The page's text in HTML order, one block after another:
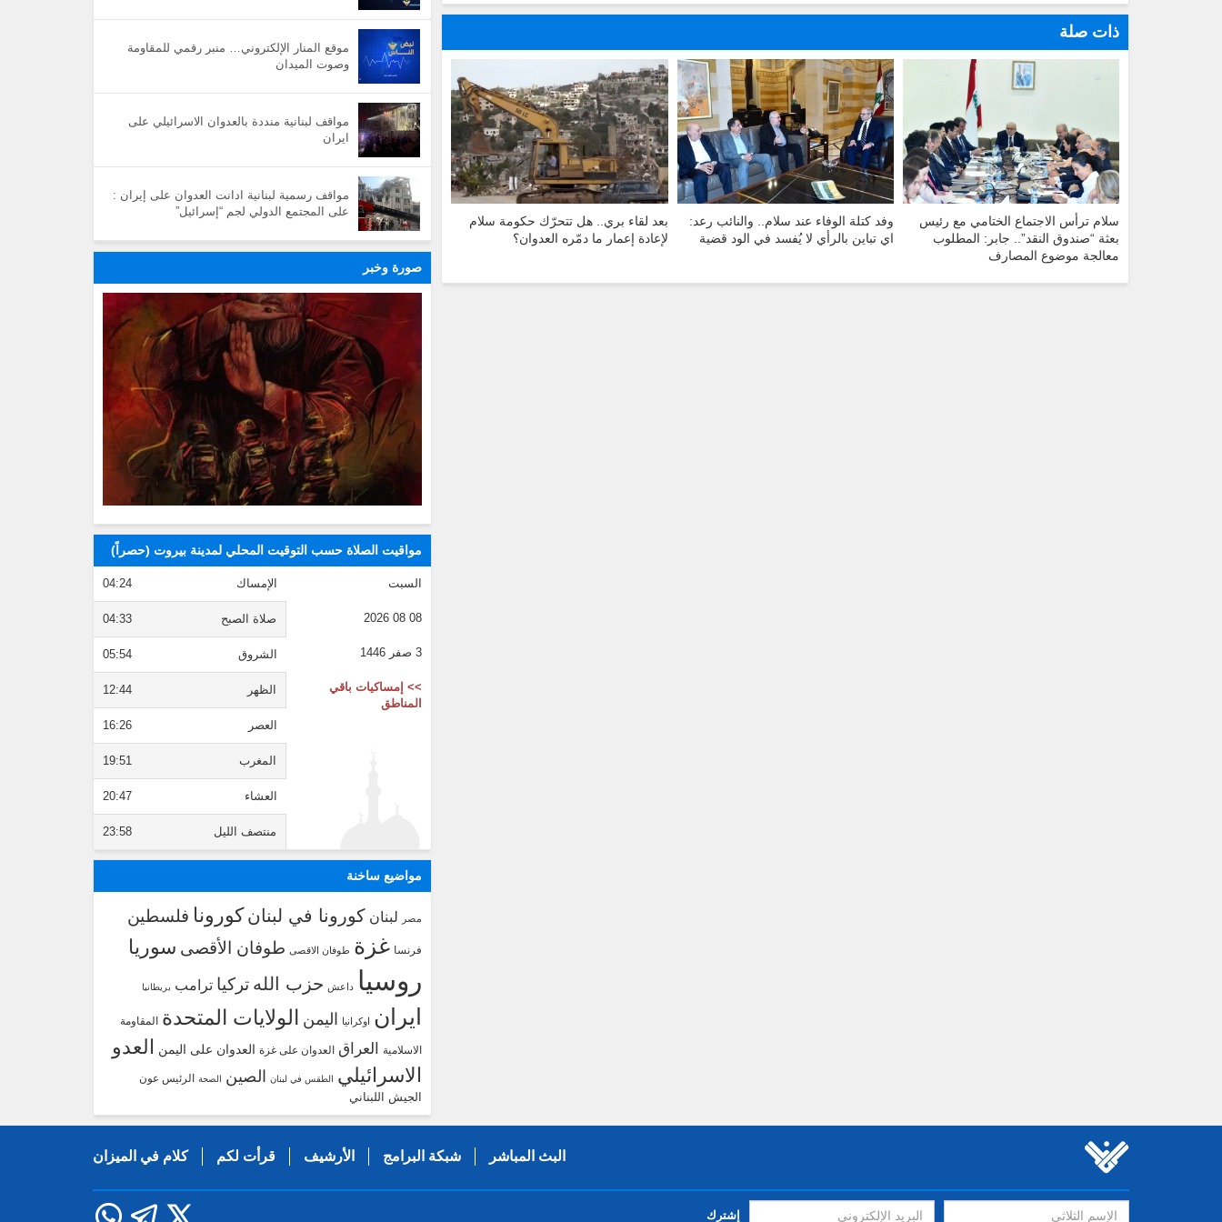
ذات صلة
سلام ترأس الاجتماع الختامي مع رئيس
بعثة “صندوق النقد”.. جابر: المطلوب
معالجة موضوع المصارف
وفد كتلة الوفاء عند سلام.. والنائب رعد:
اي تباين بالرأي لا يُفسد في الود قضية
بعد لقاء بري.. هل تتحرّك حكومة سلام
لإعادة إعمار ما دمّره العدوان؟
موقع المنار الإلكتروني… منبر رقمي للمقاومة
وصوت الميدان
مواقف لبنانية منددة بالعدوان الاسرائيلي على
ايران
مواقف رسمية لبنانية ادانت العدوان على إيران :
على المجتمع الدولي لجم “إسرائيل”
صورة وخبر
مواقيت الصلاة حسب التوقيت المحلي لمدينة بيروت (حصراً)
السبت
08 08 2026
3 صفر 1446
>> إمساكيات باقي
المناطق
الإمساك 04:24
صلاة الصبح 04:33
الشروق 05:54
الظهر 12:44
العصر 16:26
المغرب 19:51
العشاء 20:47
منتصف الليل 23:58
مواضيع ساخنة
مصر لبنان كورونا في لبنان كورونا فلسطين
فرنسا غزة طوفان الاقصى طوفان الأقصى سوريا
روسيا داعش حزب الله تركيا ترامب بريطانيا
ايران اوكرانيا اليمن الولايات المتحدة المقاومة
الاسلامية العراق العدوان على غزة العدوان على اليمن العدو
الاسرائيلي الطقس في لبنان الصين الصحة الرئيس عون
الجيش اللبناني
البث المباشر شبكة البرامج الأرشيف قرأت لكم كلام في الميزان
إشترك